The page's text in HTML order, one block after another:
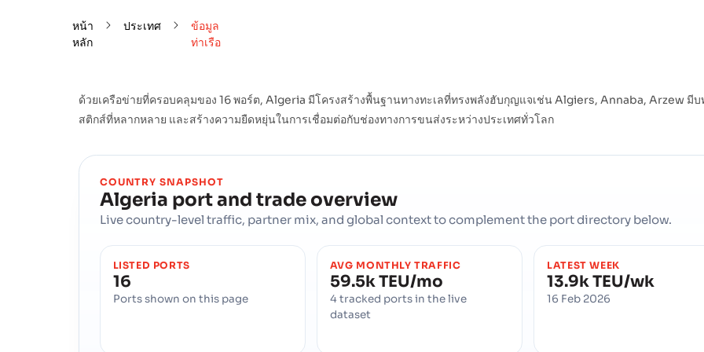
หน้า
หลัก
ประเทศ
ข้อมูล
ท่าเรือ
ด้วยเครือข่ายที่ครอบคลุมของ 16 พอร์ต, Algeria มีโครงสร้างพื้นฐานทางทะเลที่ทรงพลังฮับกุญแจเช่น Algiers, Annaba, Arzew มีบ
สติกส์ที่หลากหลาย และสร้างความยืดหยุ่นในการเชื่อมต่อกับช่องทางการขนส่งระหว่างประเทศทั่วโลก
COUNTRY SNAPSHOT
Algeria port and trade overview
Live country-level traffic, partner mix, and global context to complement the port directory below.
LISTED PORTS
16
Ports shown on this page
AVG MONTHLY TRAFFIC
59.5k TEU/mo
4 tracked ports in the live
dataset
LATEST WEEK
13.9k TEU/wk
16 Feb 2026